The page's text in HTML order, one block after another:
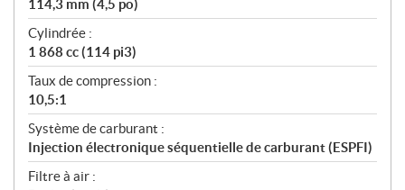
114,3 mm (4,5 po)
Cylindrée :
1 868 cc (114 pi3)
Taux de compression :
10,5:1
Système de carburant :
Injection électronique séquentielle de carburant (ESPFI)
Filtre à air :